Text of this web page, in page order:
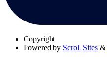
Copyright
Powered by Scroll Sites &